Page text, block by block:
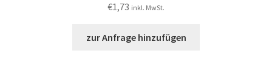
€1,73 inkl. MwSt.
zur Anfrage hinzufügen